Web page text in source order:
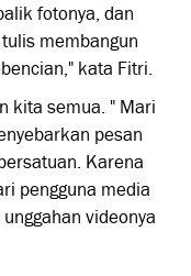
fotonya, dan
membangun
kata Fitri.
kita semua. " Mari
pesan
Karena
pengguna media
videonya